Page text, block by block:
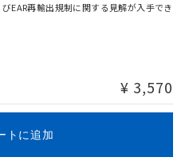
可能性があります。
EAR再輸出規制に関する見解が入手でき
¥ 3,570
トに追加